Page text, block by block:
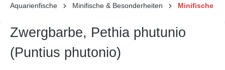
Aquarienfische Minifische & Besonderheiten Minifische
Zwergbarbe, Pethia phutunio
(Puntius phutonio)